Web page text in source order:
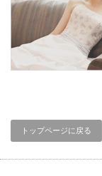
トップページに戻る